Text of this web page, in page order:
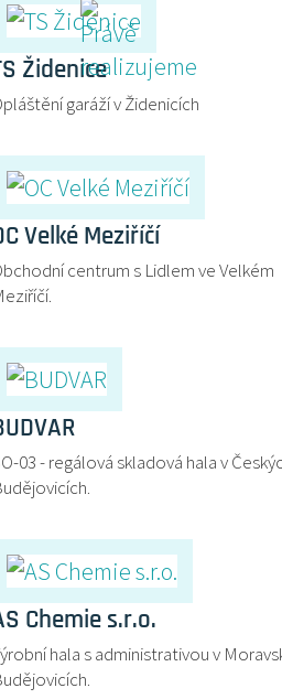
Židenice
garáží v Židenicích
Velké Meziříčí
centrum s Lidlem ve Velkém
03 - regálová skladová hala v
Chemie s.r.o.
hala s administrativou v